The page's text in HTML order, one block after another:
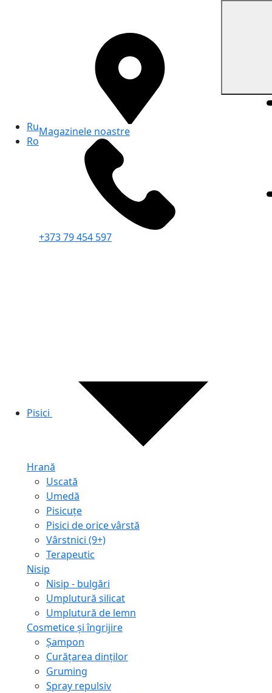
Ru
Ro
Magazinele noastre
+373 79 454 597
Pisici
Hrană
Uscată
Umedă
Pisicuțe
Pisici de orice vârstă
Vârstnici (9+)
Terapeutic
Nisip
Nisip - bulgări
Umplutură silicat
Umplutură de lemn
Cosmetice și îngrijire
Șampon
Curățarea dinților
Gruming
Spray repulsiv